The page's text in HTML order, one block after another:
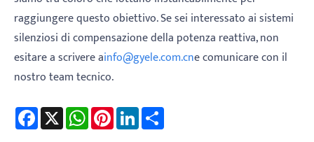
raggiungere questo obiettivo. Se sei interessato ai sistemi
silenziosi di compensazione della potenza reattiva, non
esitare a scrivere ainfo@gyele.com.cne comunicare con il
nostro team tecnico.
Facebook WhatsAppPinterestLinkedIn